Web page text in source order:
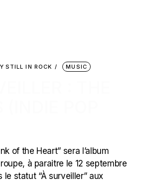
STILL IN ROCK MUSIC
of the Heart” sera l’album
à paraitre le 12 septembre
le statut “À surveiller” aux